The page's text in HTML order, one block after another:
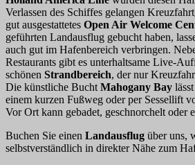
Verlassen des Schiffes gelangen
gut ausgestattetes Open Air Welcome
geführten Landausflug gebucht haben,
auch gut im Hafenbereich verbringen.
Restaurants gibt es unterhaltsame Live-
schönen Strandbereich, der nur
Die künstliche Bucht Mahogany Bay
einem kurzen Fußweg oder per Sessellift
Vor Ort kann gebadet, geschnorchelt oder
Buchen Sie einen Landausflug über uns,
selbstverständlich in direkter Nähe zum